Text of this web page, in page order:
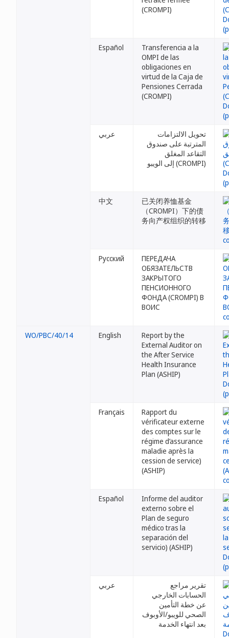
(CROMPI)
Español
Transferencia a la
OMPI de las
obligaciones en
virtud de la Caja de
Pensiones Cerrada
(CROMPI)
عربي
تحويل الالتزامات
المترتبة على صندوق
التقاعد المغلق
(CROMPI) إلى الويبو
中文
已关闭养恤基金
（CROMPI）下的债
务向产权组织的转移
Русский
ПЕРЕДАЧА
ОБЯЗАТЕЛЬСТВ
ЗАКРЫТОГО
ПЕНСИОННОГО
ФОНДА (CROMPI) В
ВОИС
WO/PBC/40/14 English
Report by the
External Auditor on
the After Service
Health Insurance
Plan (ASHIP)
Français
Rapport du
vérificateur externe
des comptes sur le
régime d’assurance
maladie après la
cession de service)
(ASHIP)
Español
Informe del auditor
externo sobre el
Plan de seguro
médico tras la
separación del
servicio) (ASHIP)
عربي
تقرير مراجع
الحسابات الخارجي
عن خطة التأمين
الصحي للويبو/الأوبوف
بعد انتهاء الخدمة